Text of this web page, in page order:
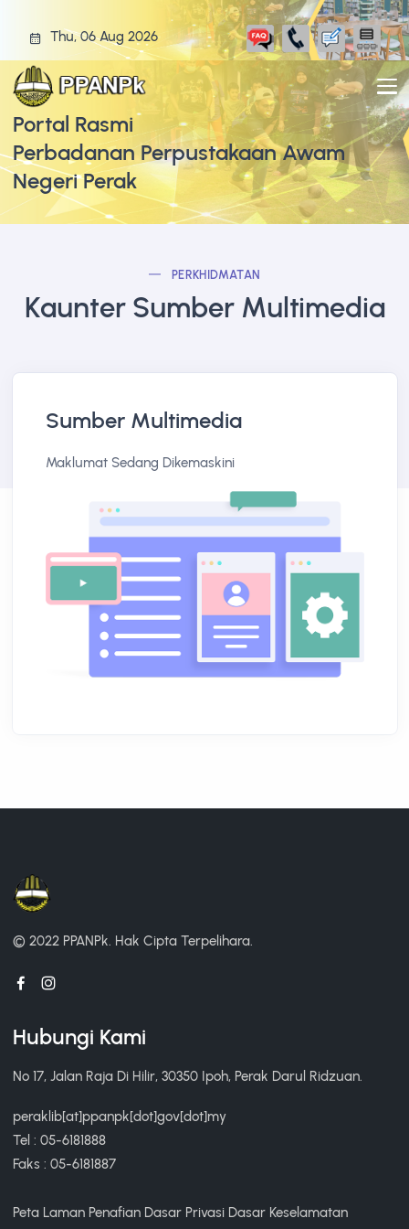
Thu, 06 Aug 2026
Portal Rasmi
Perbadanan Perpustakaan Awam
Negeri Perak
PERKHIDMATAN
Kaunter Sumber Multimedia
Sumber Multimedia
Maklumat Sedang Dikemaskini
© 2022 PPANPk. Hak Cipta Terpelihara.
Hubungi Kami
No 17, Jalan Raja Di Hilir, 30350 Ipoh, Perak Darul Ridzuan.
peraklib[at]ppanpk[dot]gov[dot]my
Tel : 05-6181888
Faks : 05-6181887
Peta Laman Penafian Dasar Privasi Dasar Keselamatan